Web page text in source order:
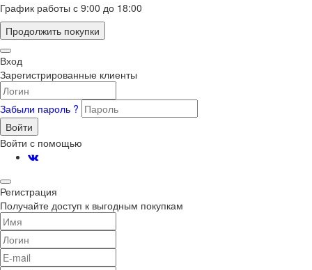
График работы с 9:00 до 18:00
Продолжить покупки
Вход
Зарегистрированные клиенты
Забыли пароль ?
Войти
Войти с помощью
Регистрация
Получайте доступ к выгодным покупкам